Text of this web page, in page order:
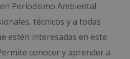
Periodismo Ambiental
técnicos y a todas
estén interesadas en este
conocer y aprender a